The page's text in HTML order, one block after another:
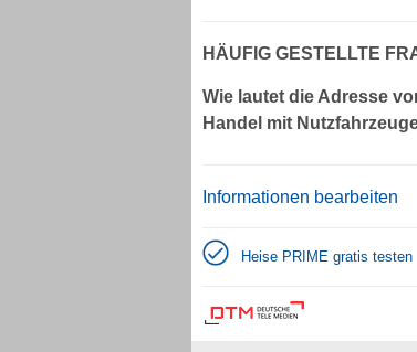
HÄUFIG GESTELLTE
Wie lautet die Adresse
Handel mit
Informationen bearbeiten
Heise PRIME gratis testen